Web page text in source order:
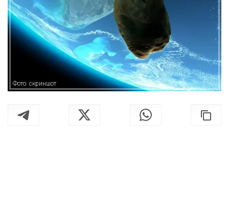
Фото: скриншот